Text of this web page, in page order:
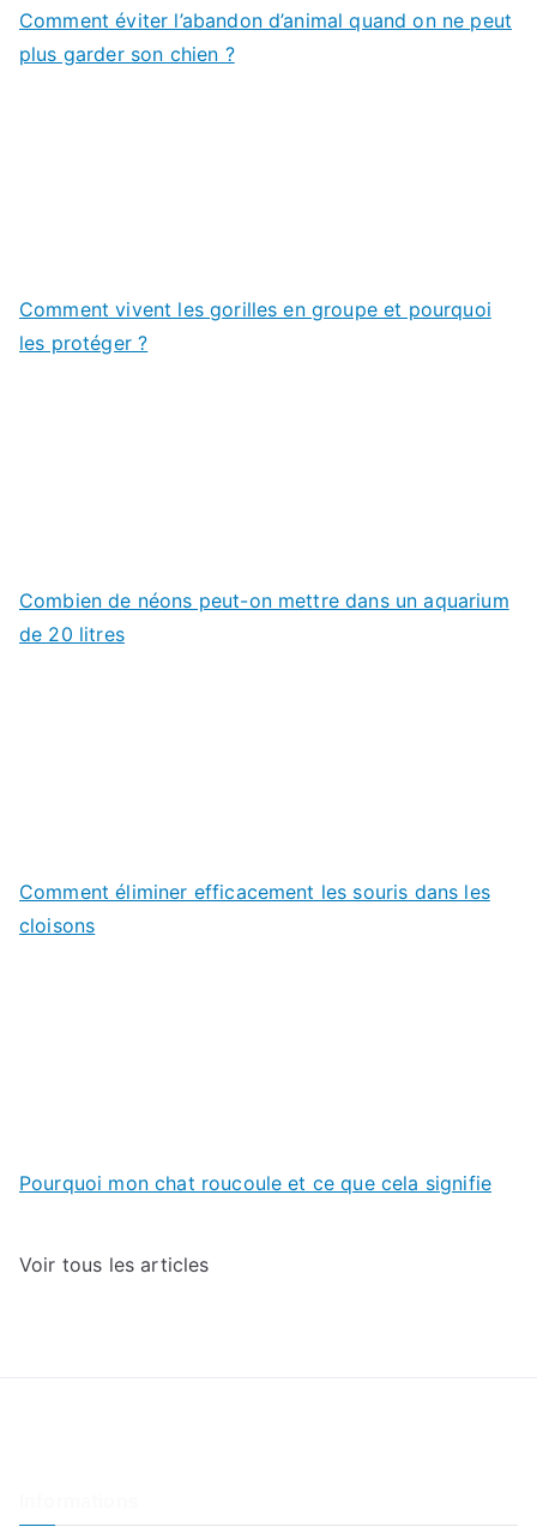
Comment éviter l’abandon d’animal quand on ne peut
plus garder son chien ?
Comment vivent les gorilles en groupe et pourquoi
les protéger ?
Combien de néons peut-on mettre dans un aquarium
de 20 litres
Comment éliminer efficacement les souris dans les
cloisons
Pourquoi mon chat roucoule et ce que cela signifie
Voir tous les articles